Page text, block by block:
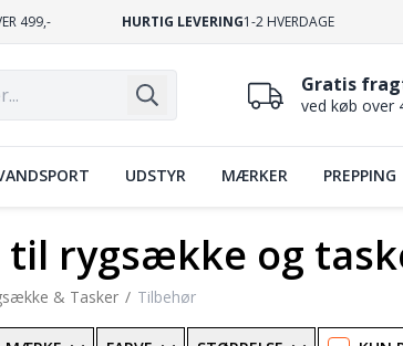
499,- HURTIG LEVERING1-2 HVERDAGE
Gratis
ved køb over
UDSTYR MÆRKER PREPPING
& Tasker Tilbehør
til rygsække og